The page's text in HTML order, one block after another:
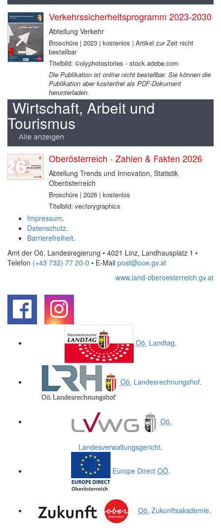
Verkehrssicherheitsprogramm 2023-2030
Abteilung Verkehr
Broschüre | 2023 | kostenlos | Artikel zur Zeit nicht
bestellbar
Titelbild: ©olyphotostories - stock.adobe.com
Die Publikation ist online nicht bestellbar. Sie können die
Publikation aber kostenfrei als PDF-Dokument
herunterladen.
Wirtschaft, Arbeit und
Tourismus
Alle anzeigen
Oberösterreich - Zahlen & Fakten 2026
Abteilung Trends und Innovation, Statistik
Oberösterreich
Broschüre | 2026 | kostenlos
Titelbild: vectorygraphics
Impressum.
Datenschutz.
Barrierefreiheit.
Amt der Oö. Landesregierung • 4021 Linz, Landhausplatz 1 •
Telefon (+43 732) 77 20-0 • E-Mail post@ooe.gv.at
www.land-oberoesterreich.gv.at
Oö. Landtag.
Oö. Landesrechnungshof.
Oö.
Landesverwaltungsgericht.
Europe Direct OÖ.
Oö. Zukunftsakademie.